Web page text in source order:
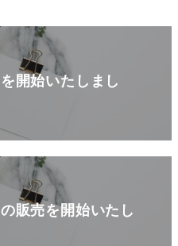
開始いたしまし
販売を開始いたし